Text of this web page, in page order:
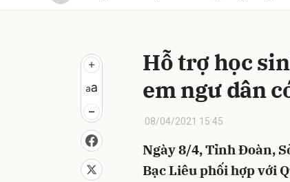
Hỗ trợ học
em ngư dân
08/04/2021 15:45
Ngày 8/4, Tỉnh Đoàn,
Bạc Liêu phối hợp với